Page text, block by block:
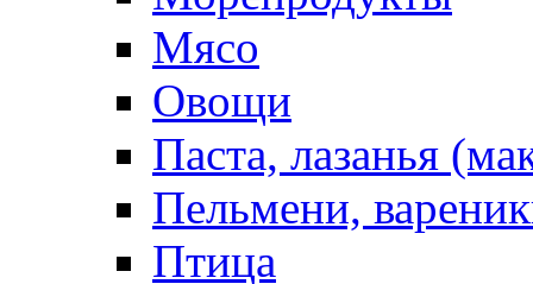
Мясо
Овощи
Паста, лазанья
Пельмени,
Птица